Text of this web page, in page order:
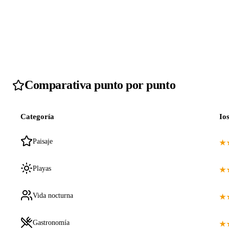
Comparativa punto por punto
Categoría Ios
Paisaje
Playas
Vida nocturna
Gastronomía